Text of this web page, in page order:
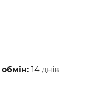
обмін:14 днів